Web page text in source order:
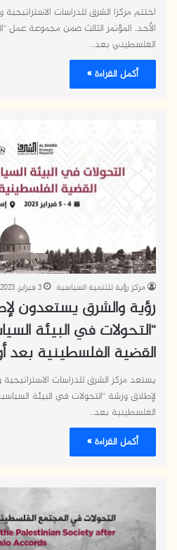
اختتم مركزا الشرق للدراسات
الأحد، المؤتمر الثالث ضمن مجموعة عمل
الفلسطيني بعد…
أكمل القراءة »
مركز رؤية للتنمية السياسية 3 فبراير، 2023
رؤية والشرق يستعدون
“التحولات في البيئة
القضية الفلسطينية بعد
يستعد مركز الشرق للدراسات الاستراتيجية
لإطلاق ورشة “التحولات في البيئة
الفلسطينية بعد…
أكمل القراءة »